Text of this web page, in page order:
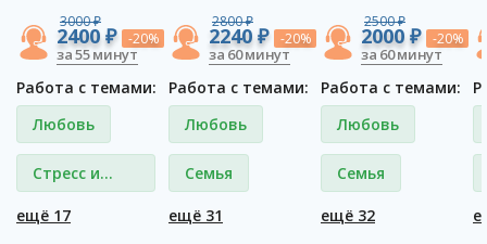
3000 ₽
2400 ₽ -20%
за 55 минут
Работа с темами:
Любовь
Стресс и
депрессия
ещё 17
2800 ₽
2240 ₽ -20%
за 60 минут
Работа с темами:
Любовь
Семья
ещё 31
2500 ₽
2000 ₽ -20%
за 60 минут
Работа с темами:
Любовь
Семья
ещё 32